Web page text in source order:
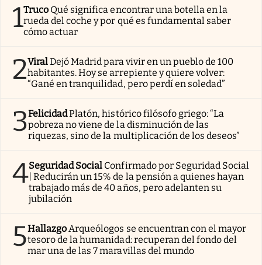
1Truco Qué significa encontrar una botella en la
rueda del coche y por qué es fundamental saber
cómo actuar
2ViralDejó Madrid para vivir en un pueblo de 100
habitantes. Hoy se arrepiente y quiere volver:
“Gané en tranquilidad, pero perdí en soledad”
3FelicidadPlatón, histórico filósofo griego: “La
pobreza no viene de la disminución de las
riquezas, sino de la multiplicación de los deseos”
4Seguridad Social Confirmado por Seguridad Social
| Reducirán un 15% de la pensión a quienes hayan
trabajado más de 40 años, pero adelanten su
jubilación
5HallazgoArqueólogos se encuentran con el mayor
tesoro de la humanidad: recuperan del fondo del
mar una de las 7 maravillas del mundo